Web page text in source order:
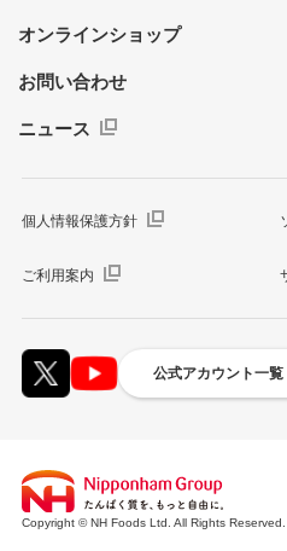
オンラインショップ
お問い合わせ
ニュース
個人情報保護方針
ご利用案内
公式アカウント一覧
Copyright © NH Foods Ltd. All Rights Reserved.